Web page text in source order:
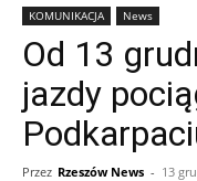
KOMUNIKACJA News
Od 13
jazdy
Przez Rzeszów News - 13